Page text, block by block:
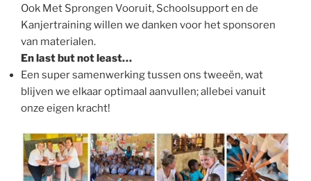
Ook Met Sprongen Vooruit, Schoolsupport en de
Kanjertraining willen we danken voor het sponsoren
van materialen.
En last but not least…
Een super samenwerking tussen ons tweeën, wat
blijven we elkaar optimaal aanvullen; allebei vanuit
onze eigen kracht!